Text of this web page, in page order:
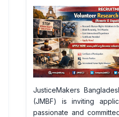
JusticeMakers
(JMBF) is inviting
passionate and